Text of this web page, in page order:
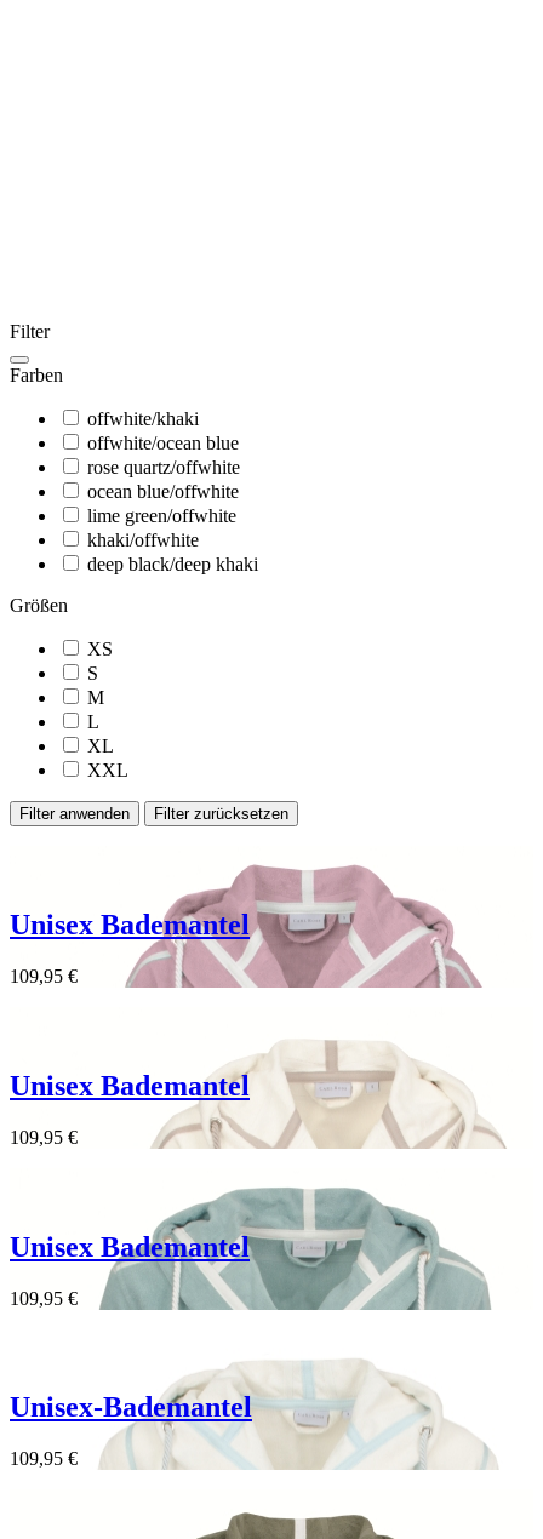
Filter
Farben
offwhite/khaki
offwhite/ocean blue
rose quartz/offwhite
ocean blue/offwhite
lime green/offwhite
khaki/offwhite
deep black/deep khaki
Größen
XS
S
M
L
XL
XXL
Filter anwenden Filter zurücksetzen
Unisex Bademantel
109,95 €
Unisex Bademantel
109,95 €
Unisex Bademantel
109,95 €
Unisex-Bademantel
109,95 €